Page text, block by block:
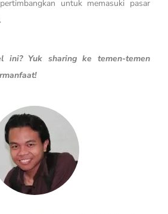
untuk memasuki pasar
ini? Yuk sharing ke temen-temen